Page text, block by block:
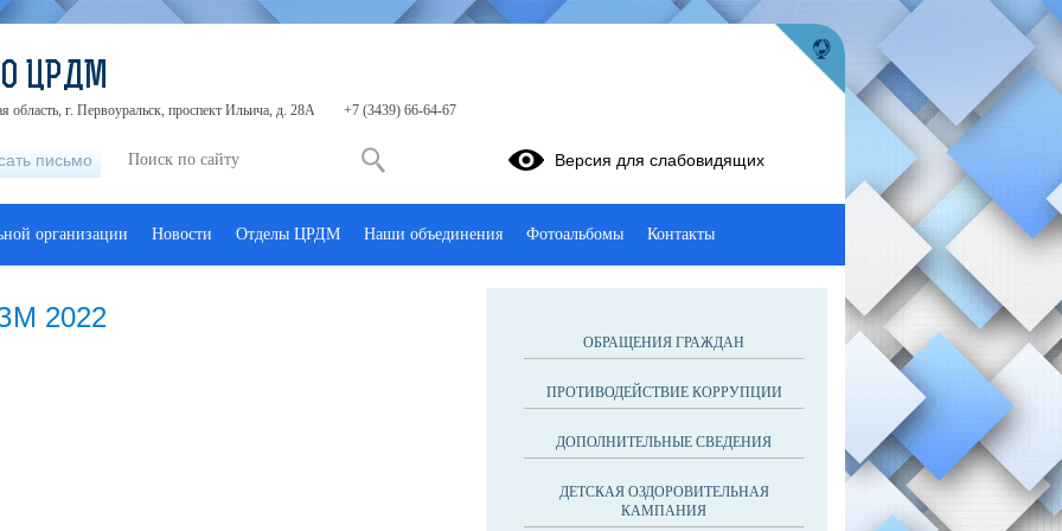
2022
ОБРАЩЕНИЯ ГРАЖДАН
ПРОТИВОДЕЙСТВИЕ КОРРУПЦИИ
ДОПОЛНИТЕЛЬНЫЕ СВЕДЕНИЯ
ДЕТСКАЯ ОЗДОРОВИТЕЛЬНАЯ
КАМПАНИЯ
ЦРДМ
область, г. Первоуральск, проспект Ильича, д. 28А +7 (3439) 66-64-67
письмо Версия для слабовидящих
организации Новости Отделы ЦРДМ Наши объединения Фотоальбомы Контакты